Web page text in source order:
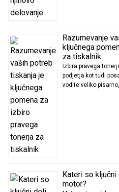
Razumevanje
ključnega
za tiskalnik
Izbira pravega
podjetja kot tudi
vodite veliko
Kateri so
motor?